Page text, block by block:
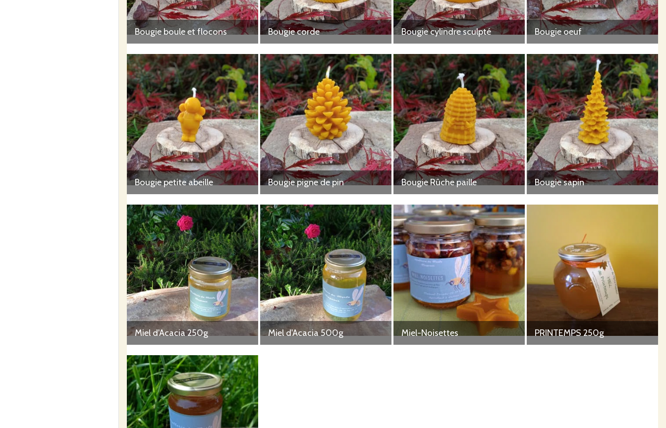
Bougie boule et flocons Bougie corde Bougie cylindre sculpté Bougie oeuf
Bougie petite abeille Bougie pigne de pin Bougie Rûche paille Bougie sapin
Miel d'Acacia 250g Miel d'Acacia 500g Miel-Noisettes PRINTEMPS 250g